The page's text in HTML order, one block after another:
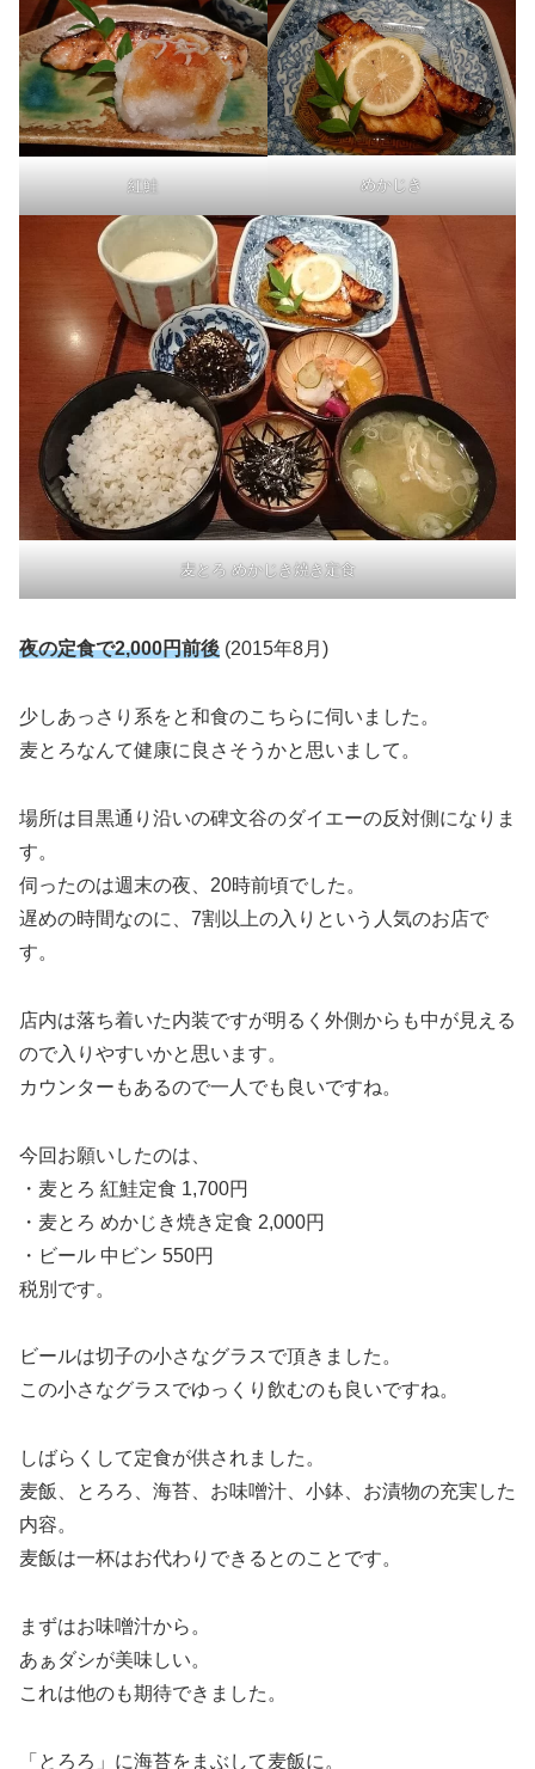
紅鮭 めかじき
麦とろ めかじき焼き定食
夜の定食で2,000円前後 (2015年8月)
少しあっさり系をと和食のこちらに伺いました。
麦とろなんて健康に良さそうかと思いまして。
場所は目黒通り沿いの碑文谷のダイエーの反対側になりま
す。
伺ったのは週末の夜、20時前頃でした。
遅めの時間なのに、7割以上の入りという人気のお店で
す。
店内は落ち着いた内装ですが明るく外側からも中が見える
ので入りやすいかと思います。
カウンターもあるので一人でも良いですね。
今回お願いしたのは、
・麦とろ 紅鮭定食 1,700円
・麦とろ めかじき焼き定食 2,000円
・ビール 中ビン 550円
税別です。
ビールは切子の小さなグラスで頂きました。
この小さなグラスでゆっくり飲むのも良いですね。
しばらくして定食が供されました。
麦飯、とろろ、海苔、お味噌汁、小鉢、お漬物の充実した
内容。
麦飯は一杯はお代わりできるとのことです。
まずはお味噌汁から。
あぁダシが美味しい。
これは他のも期待できました。
「とろろ」に海苔をまぶして麦飯に。